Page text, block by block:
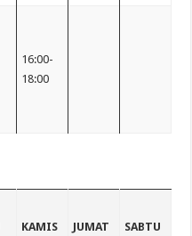
16:00-
18:00
KAMIS JUMAT SABTU